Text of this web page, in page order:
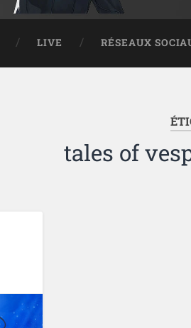
LIVE RÉSEAUX
tales of